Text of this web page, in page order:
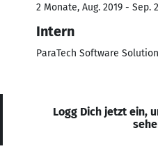
2 Monate, Aug. 2019 - Sep.
Intern
ParaTech Software
Logg Dich jetzt ein,